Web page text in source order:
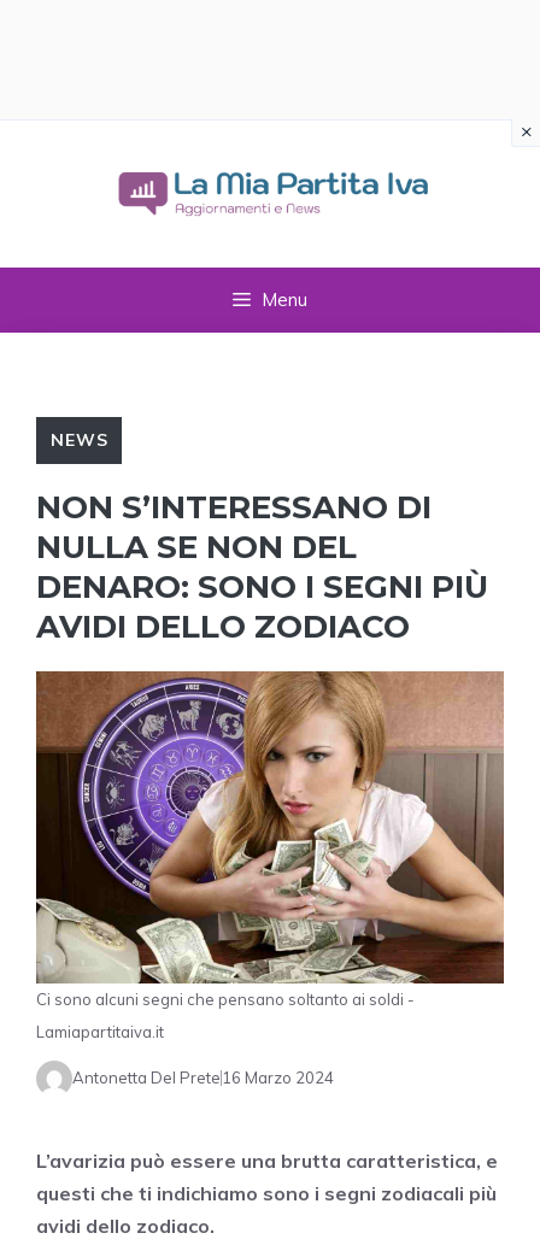
Menu
NEWS
NON S’INTERESSANO DI
NULLA SE NON DEL
DENARO: SONO I SEGNI PIÙ
AVIDI DELLO ZODIACO
Ci sono alcuni segni che pensano soltanto ai soldi -
Lamiapartitaiva.it
Antonetta Del Prete 16 Marzo 2024
L’avarizia può essere una brutta caratteristica, e
questi che ti indichiamo sono i segni zodiacali più
avidi dello zodiaco.
×